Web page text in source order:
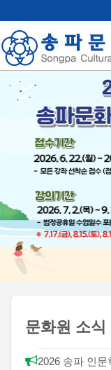
문화원 소식
2026 송파 인